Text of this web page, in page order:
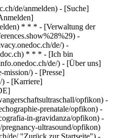
de/anmelden) - [Suche]
* * * - [Verwaltung der
-
de/) -
* * * - [Ich bin
de/) - [Über uns]
mission/) - [Presse]
) - [Karriere]
opfikon) -
prenatale/opfikon) -
in-gravidanza/opfikon) -
ultrasound/opfikon)
de/ "Zurück zur Startseite") -